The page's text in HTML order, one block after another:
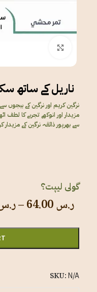
ناریل کے ساتھ
نرگین کریم اور نرگین کے
مزیدار اور انوکھے تجربے کا لطف
سے بھرپور ذائقہ نرگین کے مزیدار
گولی لیپت؟
ر.س –
SKU:N/A